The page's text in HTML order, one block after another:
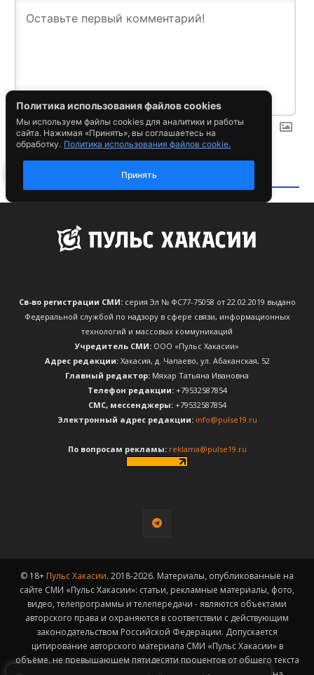
Св-во регистрации СМИ:серия Эл № ФС77-75058 от 22.02.2019 выдано
Федеральной службой по надзору в сфере связи, информационных
технологий и массовых коммуникаций
Учредитель СМИ: ООО «Пульс Хакасии»
Адрес редакции:Хакасия, д. Чапаево, ул. Абаканская, 52
Главный редактор: Мяхар Татьяна Ивановна
Телефон редакции:+79532587854
CМС, мессенджеры:+79532587854
Электронный адрес редакции: info@pulse19.ru
По вопросам рекламы: reklama@pulse19.ru
© 18+ Пульс Хакасии. 2018-2026. Материалы, опубликованные на
сайте СМИ «Пульс Хакасии»: статьи, рекламные материалы, фото,
видео, телепрограммы и телепередачи - являются объектами
авторского права и охраняются в соответствии с действующим
законодательством Российской Федерации. Допускается
цитирование авторского материала СМИ «Пульс Хакасии» в
объёме, не превышающем пятидесяти процентов от общего текста